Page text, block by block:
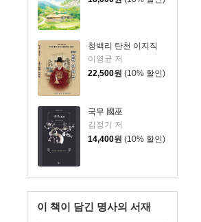
청백리 탄천 이지직
이영균 저
22,500원 (10% 할인)
국무 國巫
김정기 저
14,400원 (10% 할인)
이 책이 담긴 명사의 서재
홍익출판사